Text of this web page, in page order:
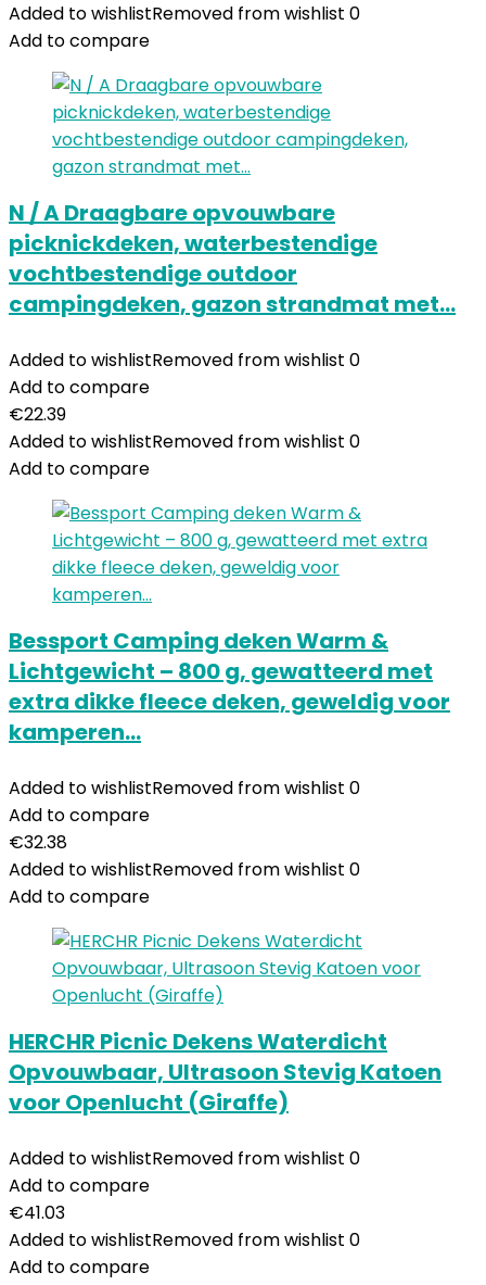
Added to wishlistRemoved from wishlist 0
Add to compare
N / A Draagbare opvouwbare
picknickdeken, waterbestendige
vochtbestendige outdoor
campingdeken, gazon strandmat met…
Added to wishlistRemoved from wishlist 0
Add to compare
€22.39
Added to wishlistRemoved from wishlist 0
Add to compare
Bessport Camping deken Warm &
Lichtgewicht – 800 g, gewatteerd met
extra dikke fleece deken, geweldig voor
kamperen…
Added to wishlistRemoved from wishlist 0
Add to compare
€32.38
Added to wishlistRemoved from wishlist 0
Add to compare
HERCHR Picnic Dekens Waterdicht
Opvouwbaar, Ultrasoon Stevig Katoen
voor Openlucht (Giraffe)
Added to wishlistRemoved from wishlist 0
Add to compare
€41.03
Added to wishlistRemoved from wishlist 0
Add to compare